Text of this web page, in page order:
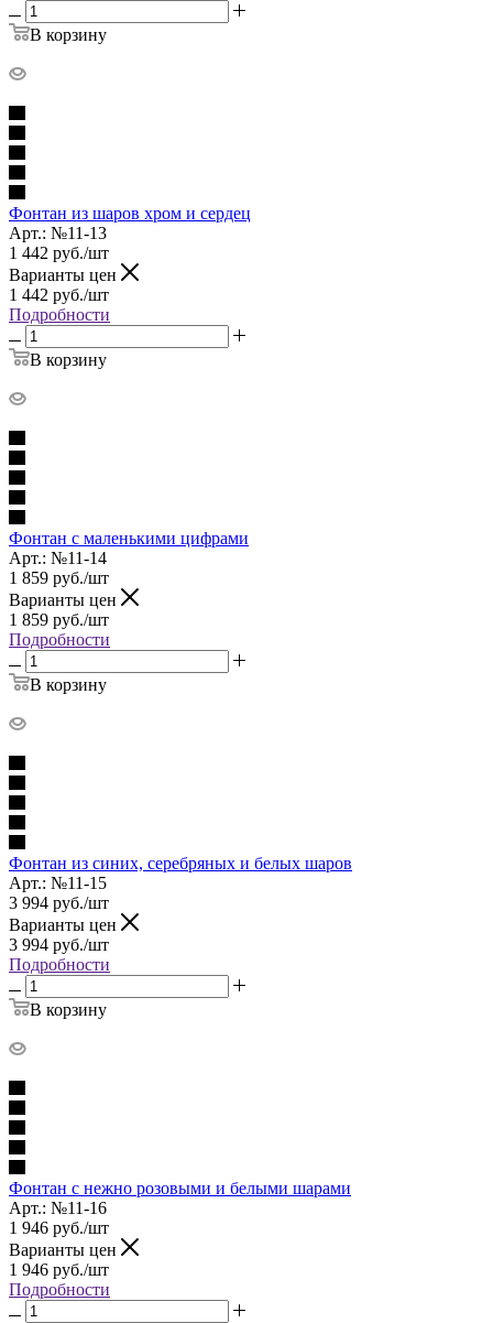
В корзину
Фонтан из шаров хром и сердец
Арт.: №11-13
1 442 руб./шт
Варианты цен
1 442 руб./шт
Подробности
В корзину
Фонтан с маленькими цифрами
Арт.: №11-14
1 859 руб./шт
Варианты цен
1 859 руб./шт
Подробности
В корзину
Фонтан из синих, серебряных и белых шаров
Арт.: №11-15
3 994 руб./шт
Варианты цен
3 994 руб./шт
Подробности
В корзину
Фонтан с нежно розовыми и белыми шарами
Арт.: №11-16
1 946 руб./шт
Варианты цен
1 946 руб./шт
Подробности